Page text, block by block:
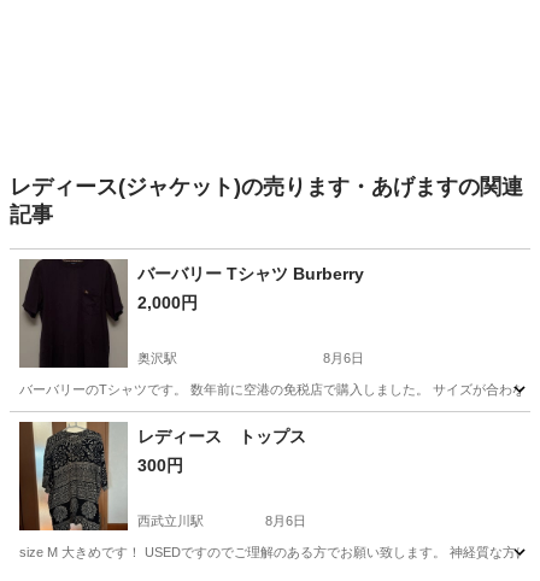
レディース(ジャケット)の売ります・あげますの関連
記事
バーバリー Tシャツ Burberry
2,000円
奥沢駅 8月6日
バーバリーのTシャツです。 数年前に空港の免税店で購入しました。 サイズが合わ
東京 世田谷区 奥沢駅 Tシャツ
レディース トップス
300円
西武立川駅 8月6日
size M 大きめです！ USEDですのでご理解のある方でお願い致します。 神経質な方は